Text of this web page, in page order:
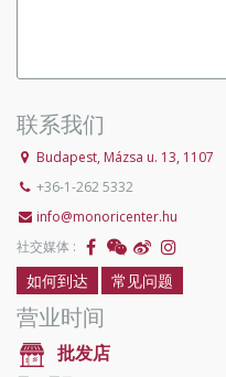
联系我们
Budapest, Mázsa u. 13, 1107
+36-1-262 5332
info@monoricenter.hu
社交媒体 :
如何到达 常见问题
营业时间
批发店